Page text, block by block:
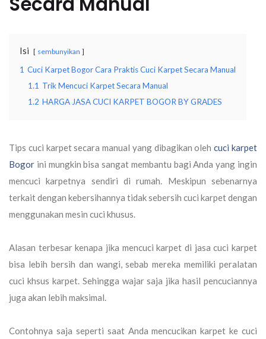
Isi sembunyikan
1 Cuci Karpet Bogor Cara Praktis Cuci Karpet Secara Manual
1.1 Trik Mencuci Karpet Secara Manual
1.2 HARGA JASA CUCI KARPET BOGOR BY GRADES
Tips cuci karpet secara manual yang dibagikan olehcuci karpet
Bogor ini mungkin bisa sangat membantu bagi Anda yang ingin
mencuci karpetnya sendiri di rumah. Meskipun sebenarnya
terkait dengan kebersihannya tidak sebersih cuci karpet dengan
menggunakan mesin cuci khusus.
Alasan terbesar kenapa jika mencuci karpet di jasa cuci karpet
bisa lebih bersih dan wangi, sebab mereka memiliki peralatan
cuci khsus karpet. Sehingga wajar saja jika hasil pencuciannya
juga akan lebih maksimal.
Contohnya saja seperti saat Anda mencucikan karpet ke cuci